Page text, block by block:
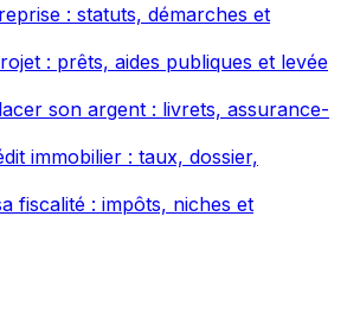
: statuts, démarches et
: prêts, aides publiques et levée
son argent : livrets, assurance-
immobilier : taux, dossier,
fiscalité : impôts, niches et